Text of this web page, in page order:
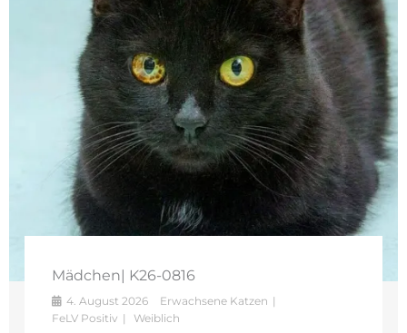
Mädchen| K26-0816
4. August 2026
Erwachsene Katzen
FeLV Positiv
Weiblich